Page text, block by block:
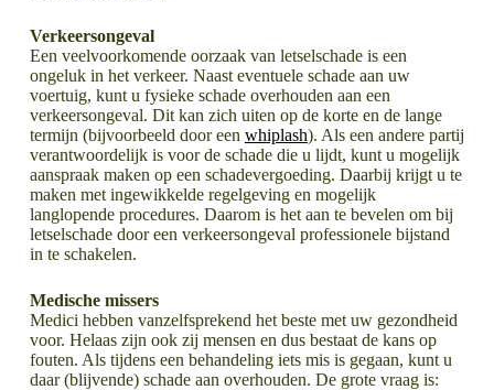
Verkeersongeval
Een veelvoorkomende oorzaak van letselschade is een
ongeluk in het verkeer. Naast eventuele schade aan uw
voertuig, kunt u fysieke schade overhouden aan een
verkeersongeval. Dit kan zich uiten op de korte en de lange
termijn (bijvoorbeeld door een whiplash). Als een andere partij
verantwoordelijk is voor de schade die u lijdt, kunt u mogelijk
aanspraak maken op een schadevergoeding. Daarbij krijgt u te
maken met ingewikkelde regelgeving en mogelijk
langlopende procedures. Daarom is het aan te bevelen om bij
letselschade door een verkeersongeval professionele bijstand
in te schakelen.
Medische missers
Medici hebben vanzelfsprekend het beste met uw gezondheid
voor. Helaas zijn ook zij mensen en dus bestaat de kans op
fouten. Als tijdens een behandeling iets mis is gegaan, kunt u
daar (blijvende) schade aan overhouden. De grote vraag is: